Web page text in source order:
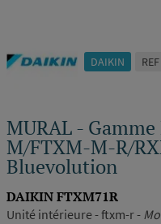
DAIKIN
MURAL -
M/FTXM-M-R/
Bluevolution
DAIKIN FTXM71R
Unité intérieure - ftxm-r -